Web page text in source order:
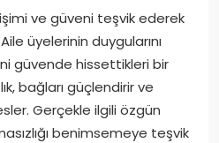
ve güveni teşvik ederek
üyelerinin duygularını
güvende hissettikleri bir
bağları güçlendirir ve
Gerçekle ilgili özgün
benimsemeye teşvik